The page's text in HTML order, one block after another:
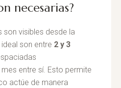
necesarias?
son visibles desde la
son entre 2 y 3
entre sí. Esto permite
actúe de manera